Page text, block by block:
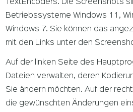
TextEncoders. Die Screenshots
Betriebssysteme Windows 11,
Windows 7. Sie können das
mit den Links unter den
Auf der linken Seite des
Dateien verwalten, deren
Sie ändern möchten. Auf der
die gewünschten Änderungen